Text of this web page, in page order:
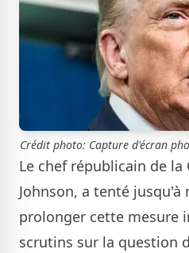
Crédit photo: Capture d'écran
Le chef républicain de la
Johnson, a tenté jusqu'à
prolonger cette mesure
scrutins sur la question